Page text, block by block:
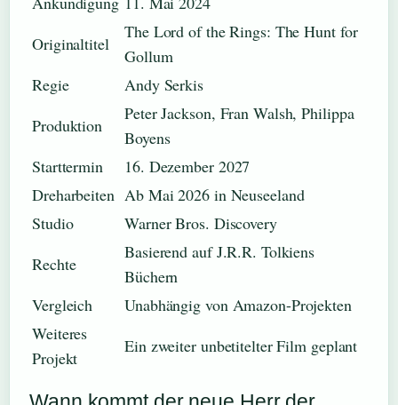
Originaltitel
The Lord of the Rings: The Hunt for
Gollum
Regie
Andy Serkis
Produktion
Peter Jackson, Fran Walsh, Philippa
Boyens
Starttermin
16. Dezember 2027
Dreharbeiten Ab Mai 2026 in Neuseeland
Studio
Warner Bros. Discovery
Rechte
Basierend auf J.R.R. Tolkiens
Büchern
Vergleich
Unabhängig von Amazon-Projekten
Weiteres
Projekt
Ein zweiter unbetitelter Film geplant